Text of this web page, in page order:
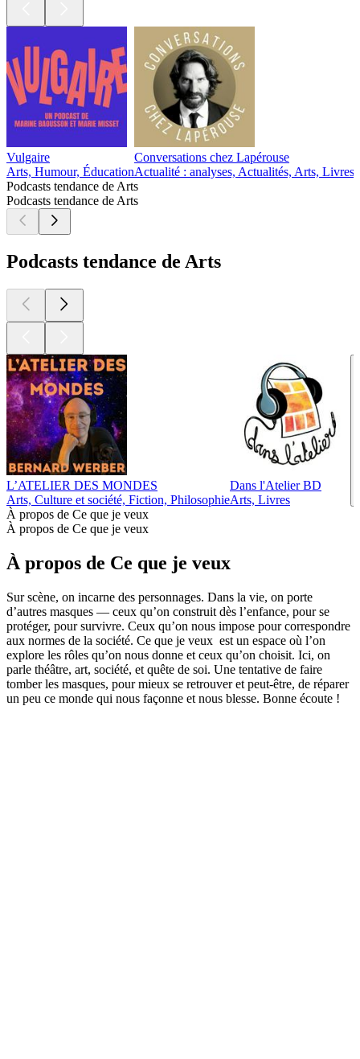
Vulgaire
Arts, Humour, Éducation
Conversations chez Lapérouse
Actualité : analyses, Actualités, Arts, Livres
Podcasts tendance de Arts
Podcasts tendance de Arts
Podcasts tendance de Arts
L’ATELIER DES MONDES
Arts, Culture et société, Fiction, Philosophie
Dans l'Atelier BD
Arts, Livres
À propos de Ce que je veux
À propos de Ce que je veux
À propos de Ce que je veux
Sur scène, on incarne des personnages. Dans la vie, on porte
d’autres masques — ceux qu’on construit dès l’enfance, pour se
protéger, pour survivre. Ceux qu’on nous impose pour correspondre
aux normes de la société. Ce que je veux est un espace où l’on
explore les rôles qu’on nous donne et ceux qu’on choisit. Ici, on
parle théâtre, art, société, et quête de soi. Une tentative de faire
tomber les masques, pour mieux se retrouver et peut-être, de réparer
un peu ce monde qui nous façonne et nous blesse. Bonne écoute !